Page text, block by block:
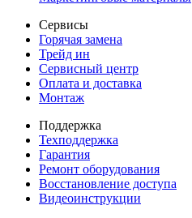
Сервисы
Горячая замена
Трейд ин
Сервисный центр
Оплата и доставка
Монтаж
Поддержка
Техподдержка
Гарантия
Ремонт оборудования
Восстановление доступа
Видеоинструкции